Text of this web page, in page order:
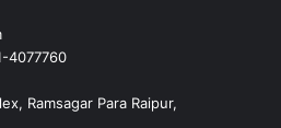
4077760
Ramsagar Para Raipur,